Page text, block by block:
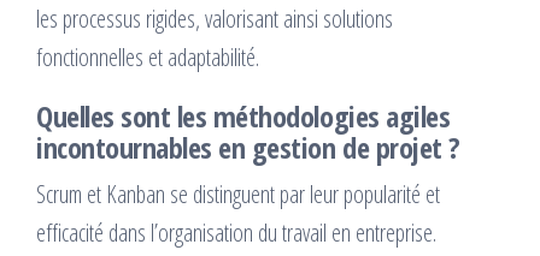
les processus rigides, valorisant ainsi solutions
fonctionnelles et adaptabilité.
Quelles sont les méthodologies agiles
incontournables en gestion de projet ?
Scrum et Kanban se distinguent par leur popularité et
efficacité dans l’organisation du travail en entreprise.